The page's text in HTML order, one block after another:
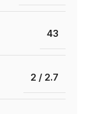
43
2 / 2.7